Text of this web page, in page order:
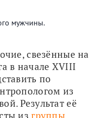
мужчины.
свезённые на
в начале XVIII
по
из
Результат её
из группы